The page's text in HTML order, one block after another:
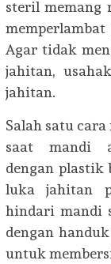
steril memang
Agar tidak
jahitan,
jahitan.
Salah satu
saat mandi
dengan plastik
luka jahitan
hindari mandi
dengan
untuk